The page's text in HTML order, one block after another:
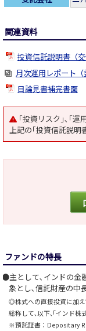
関連資料
投資信託説明書（交
月次運用レポート（
目論見書補完書面
｢投資リスク｣､｢運
上記の｢投資信託説
ファンドの特長
主として､インドの金
象とし､信託財産の中
◎株式への直接投資に加え
総称して､以下､｢インド株
※預託証書：Depositary